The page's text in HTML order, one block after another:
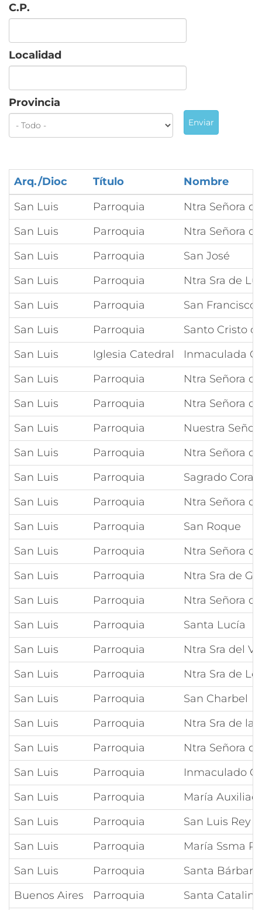
C.P.
Localidad
Provincia
Enviar
Arq./Dioc Título
Nombre
San Luis
Parroquia
Ntra Señora
San Luis
Parroquia
Ntra Señora
San Luis
Parroquia
San José
San Luis
Parroquia
Ntra Sra de
San Luis
Parroquia
San Francisco
San Luis
Parroquia
Santo Cristo
San Luis
Iglesia Catedral
Inmaculada
San Luis
Parroquia
Ntra Señora
San Luis
Parroquia
Ntra Señora
San Luis
Parroquia
Nuestra
San Luis
Parroquia
Ntra Señora
San Luis
Parroquia
Sagrado
San Luis
Parroquia
Ntra Señora
San Luis
Parroquia
San Roque
San Luis
Parroquia
Ntra Señora
San Luis
Parroquia
Ntra Sra de
San Luis
Parroquia
Ntra Señora
San Luis
Parroquia
Santa Lucía
San Luis
Parroquia
Ntra Sra del
San Luis
Parroquia
Ntra Sra de
San Luis
Parroquia
San Charbel
San Luis
Parroquia
Ntra Sra de la
San Luis
Parroquia
Ntra Señora
San Luis
Parroquia
Inmaculado
San Luis
Parroquia
María
San Luis
Parroquia
San Luis Rey
San Luis
Parroquia
María Ssma
San Luis
Parroquia
Santa Bárbara
Buenos Aires
Parroquia Santa